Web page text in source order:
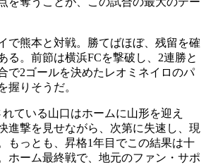
で熊本と対戦。勝てばほぼ、残留を確
る。前節は横浜FCを撃破し、2連勝と
で2ゴールを決めたレオミネイロのパ
握りそうだ。
ている山口はホームに山形を迎え
進撃を見せながら、次第に失速し、現
もっとも、昇格1年目でこの結果は十
ホーム最終戦で、地元のファン・サポ